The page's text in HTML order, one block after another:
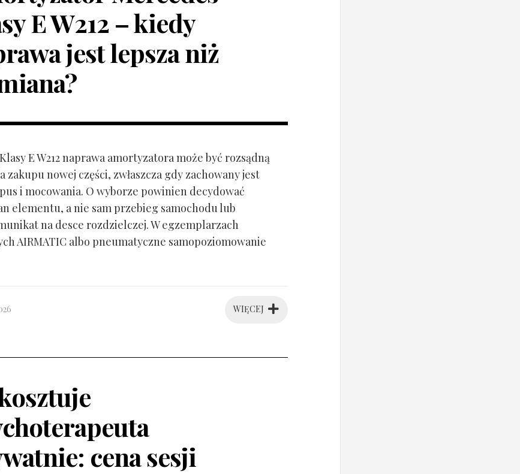
E W212 – kiedy
jest lepsza niż
E W212 naprawa amortyzatora może być rozsądną
zakupu nowej części, zwłaszcza gdy zachowany jest
i mocowania. O wyborze powinien decydować
elementu, a nie sam przebieg samochodu lub
na desce rozdzielczej. W egzemplarzach
AIRMATIC albo pneumatyczne samopoziomowanie
WIĘCEJ
cena sesji